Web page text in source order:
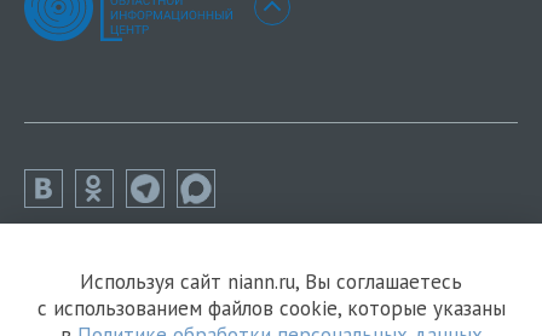
Используя сайт niann.ru, Вы соглашаетесь
с использованием файлов cookie, которые указаны